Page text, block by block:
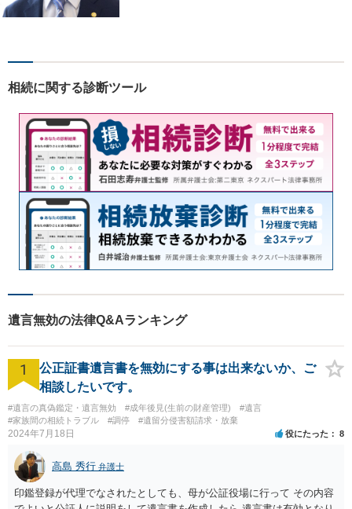
相談は年間150件以上【子連
応】
相続に関する診断ツール
遺言無効の法律Q&Aランキング
1
公正証書遺言書を無効にする事は出来ないか、ご
相談したいです。
#遺言の真偽鑑定・遺言無効 #成年後見(生前の財産管理)
#遺言
#家族間の相続トラブル
#調停 #遺留分侵害額請求・放棄
2024年7月18日 役にたった 8
高島 秀行 弁護士
印鑑登録が代理でなされたとしても、母が公証役場に行って その内容